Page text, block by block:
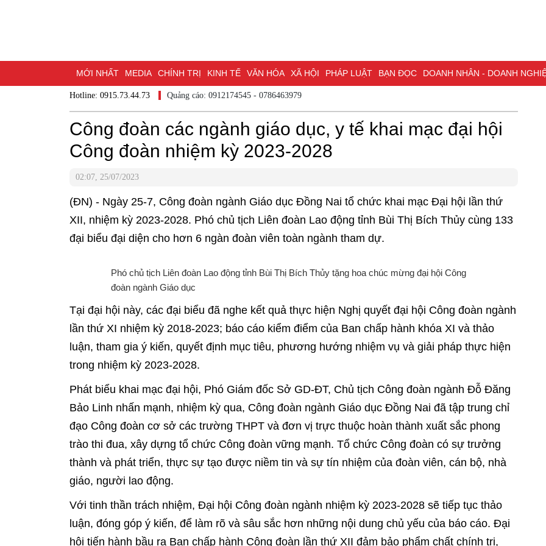
MỚI NHẤT MEDIA CHÍNH TRỊ KINH TẾ VĂN HÓA XÃ HỘI PHÁP LUẬT BẠN ĐỌC DOANH NHÂN - DOANH NGHIỆP
DU LỊCH - ẨM THỰC CHUYỂN ĐỔI SỐ THỂ THAO ĐỒNG NAI & NGHỊ QUYẾT 57
BẠN CẦN BIẾT CHẠM 95 - KHÁM PHÁ ĐỒNG NAI ĐẠI HỘI ĐẠI BIỂU TOÀN QUỐC LẦN THỨ XIV CỦA ĐẢNG ĐỢT THI ĐUA ĐẶC
NHỊP CẦU NHÂN ÁI THÀNH PHỐ ĐỒNG NAI
Hotline: 0915.73.44.73 Quảng cáo: 0912174545 - 0786463979
Công đoàn các ngành giáo dục, y tế khai mạc đại hội
Công đoàn nhiệm kỳ 2023-2028
02:07, 25/07/2023
(ĐN) - Ngày 25-7, Công đoàn ngành Giáo dục Đồng Nai tổ chức khai mạc Đại hội lần thứ
XII, nhiệm kỳ 2023-2028. Phó chủ tịch Liên đoàn Lao động tỉnh Bùi Thị Bích Thủy cùng 133
đại biểu đại diện cho hơn 6 ngàn đoàn viên toàn ngành tham dự.
Phó chủ tịch Liên đoàn Lao động tỉnh Bùi Thị Bích Thủy tặng hoa chúc mừng đại hội Công
đoàn ngành Giáo dục
Tại đại hội này, các đại biểu đã nghe kết quả thực hiện Nghị quyết đại hội Công đoàn ngành
lần thứ XI nhiệm kỳ 2018-2023; báo cáo kiểm điểm của Ban chấp hành khóa XI và thảo
luận, tham gia ý kiến, quyết định mục tiêu, phương hướng nhiệm vụ và giải pháp thực hiện
trong nhiệm kỳ 2023-2028.
Phát biểu khai mạc đại hội, Phó Giám đốc Sở GD-ĐT, Chủ tịch Công đoàn ngành Đỗ Đăng
Bảo Linh nhấn mạnh, nhiệm kỳ qua, Công đoàn ngành Giáo dục Đồng Nai đã tập trung chỉ
đạo Công đoàn cơ sở các trường THPT và đơn vị trực thuộc hoàn thành xuất sắc phong
trào thi đua, xây dựng tổ chức Công đoàn vững mạnh. Tổ chức Công đoàn có sự trưởng
thành và phát triển, thực sự tạo được niềm tin và sự tín nhiệm của đoàn viên, cán bộ, nhà
giáo, người lao động.
Với tinh thần trách nhiệm, Đại hội Công đoàn ngành nhiệm kỳ 2023-2028 sẽ tiếp tục thảo
luận, đóng góp ý kiến, để làm rõ và sâu sắc hơn những nội dung chủ yếu của báo cáo. Đại
hội tiến hành bầu ra Ban chấp hành Công đoàn lần thứ XII đảm bảo phẩm chất chính trị,